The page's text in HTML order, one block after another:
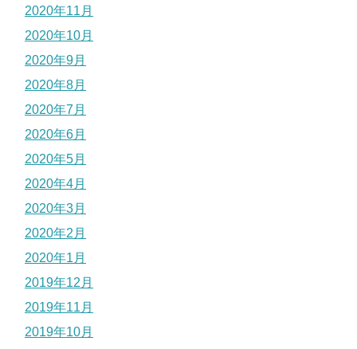
2020年11月
2020年10月
2020年9月
2020年8月
2020年7月
2020年6月
2020年5月
2020年4月
2020年3月
2020年2月
2020年1月
2019年12月
2019年11月
2019年10月